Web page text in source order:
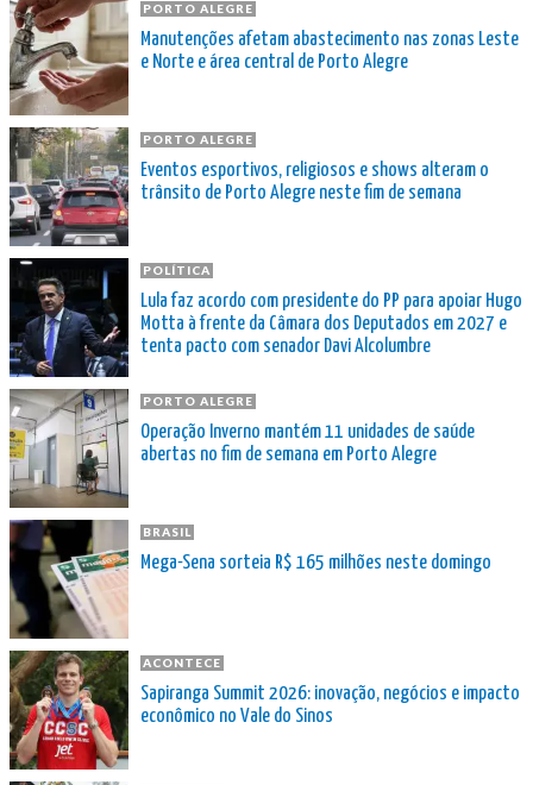
PORTO ALEGRE
Manutenções afetam abastecimento nas zonas Leste
e Norte e área central de Porto Alegre
PORTO ALEGRE
Eventos esportivos, religiosos e shows alteram o
trânsito de Porto Alegre neste fim de semana
POLÍTICA
Lula faz acordo com presidente do PP para apoiar Hugo
Motta à frente da Câmara dos Deputados em 2027 e
tenta pacto com senador Davi Alcolumbre
PORTO ALEGRE
Operação Inverno mantém 11 unidades de saúde
abertas no fim de semana em Porto Alegre
BRASIL
Mega-Sena sorteia R$ 165 milhões neste domingo
ACONTECE
Sapiranga Summit 2026: inovação, negócios e impacto
econômico no Vale do Sinos